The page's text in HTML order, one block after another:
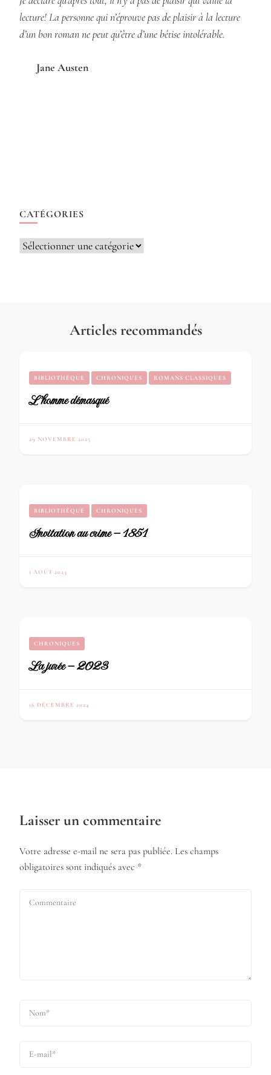
lecture! La personne qui n’éprouve pas de plaisir à la lecture
d’un bon roman ne peut qu’être d’une bêtise intolérable.
Jane Austen
CATÉGORIES
Catégories
Articles recommandés
BIBLIOTHÈQUE CHRONIQUES ROMANS CLASSIQUES
L’homme démasqué
29 NOVEMBRE 2025
BIBLIOTHÈQUE CHRONIQUES
Invitation au crime – 1851
1 AOÛT 2023
CHRONIQUES
La jurée – 2023
16 DÉCEMBRE 2024
Laisser un commentaire
Votre adresse e-mail ne sera pas publiée. Les champs
obligatoires sont indiqués avec *